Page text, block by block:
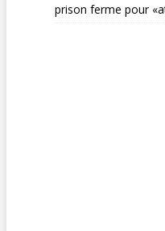
prison ferme pour